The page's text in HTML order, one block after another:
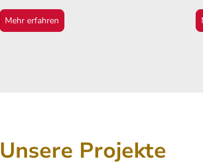
Mehr erfahren
Unsere Projekte